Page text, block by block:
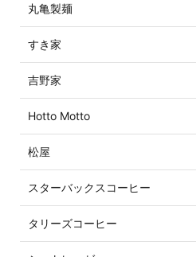
丸亀製麺
すき家
吉野家
Hotto Motto
松屋
スターバックスコーヒー
タリーズコーヒー